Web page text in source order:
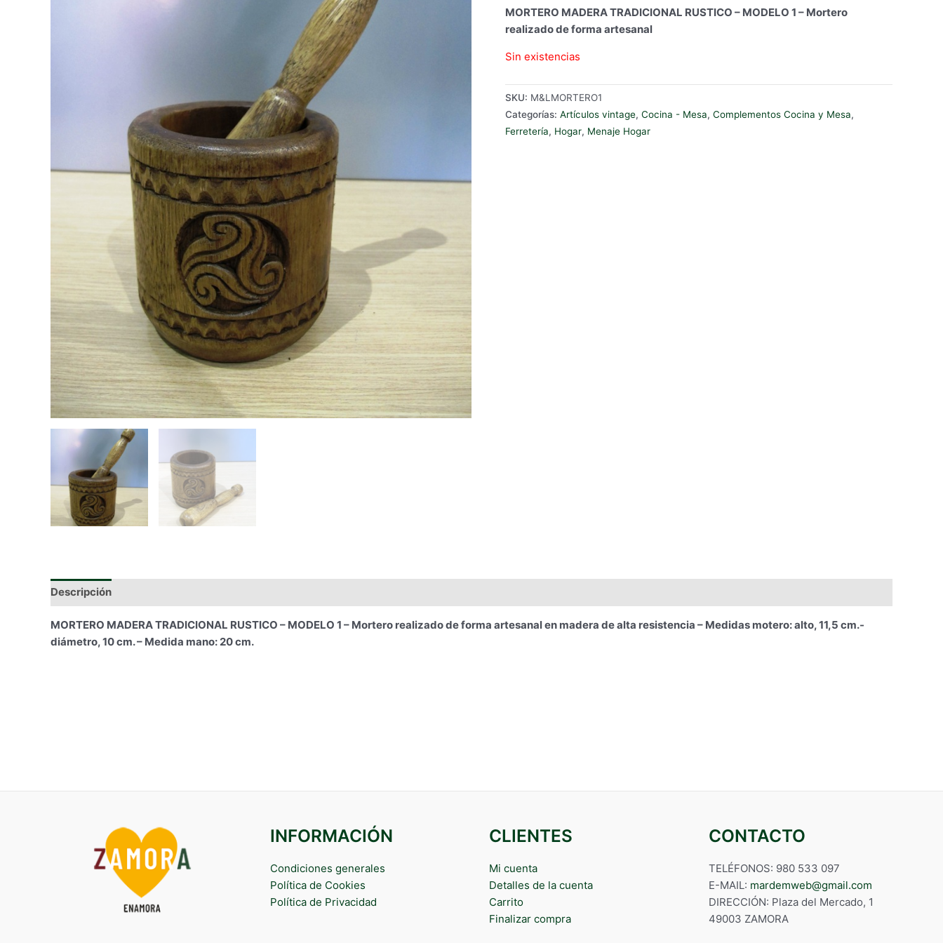
MORTERO MADERA TRADICIONAL RUSTICO – MODELO 1 – Mortero
realizado de forma artesanal
Sin existencias
SKU: M&LMORTERO1
Categorías: Artículos vintage, Cocina - Mesa, Complementos Cocina y Mesa,
Ferretería, Hogar, Menaje Hogar
Descripción
MORTERO MADERA TRADICIONAL RUSTICO – MODELO 1 – Mortero realizado de forma artesanal en madera de alta resistencia – Medidas motero: alto, 11,5 cm.-
diámetro, 10 cm. – Medida mano: 20 cm.
INFORMACIÓN
Condiciones generales
Política de Cookies
Política de Privacidad
CLIENTES
Mi cuenta
Detalles de la cuenta
Carrito
Finalizar compra
CONTACTO
TELÉFONOS: 980 533 097
E-MAIL: mardemweb@gmail.com
DIRECCIÓN: Plaza del Mercado, 1
49003 ZAMORA